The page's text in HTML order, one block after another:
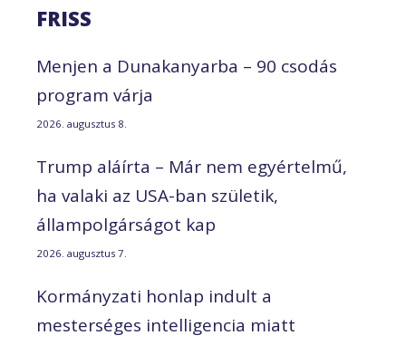
FRISS
Menjen a Dunakanyarba – 90 csodás
program várja
2026. augusztus 8.
Trump aláírta – Már nem egyértelmű,
ha valaki az USA-ban születik,
állampolgárságot kap
2026. augusztus 7.
Kormányzati honlap indult a
mesterséges intelligencia miatt